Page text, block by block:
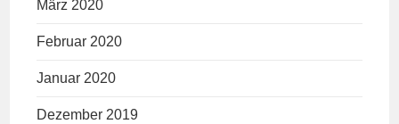
März 2020
Februar 2020
Januar 2020
Dezember 2019